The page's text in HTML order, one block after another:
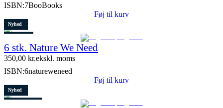
ISBN:7BooBooks
Føj til kurv
Nyhed
8 stk. tilbage
6 stk. Nature We Need
350,00 kr.ekskl. moms
ISBN:6natureweneed
Føj til kurv
Nyhed